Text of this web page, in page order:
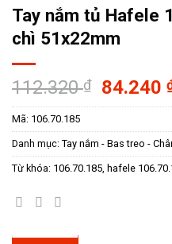
Tay nắm tủ Hafele
chì 51x22mm
112.320₫
Giá
gốc
84.240
Mã: 106.70.185
Danh mục: Tay nắm - Bas treo -
Từ khóa: 106.70.185, hafele